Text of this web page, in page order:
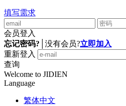
填写需求
会员登入
忘记密码?
没有会员?立即加入
重新登入
查询
Welcome to JIDIEN
Language
繁体中文